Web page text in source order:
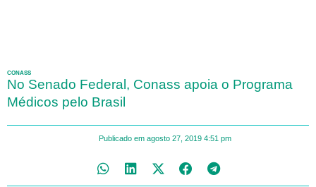
CONASS
No Senado Federal, Conass apoia o Programa
Médicos pelo Brasil
Publicado em agosto 27, 2019 4:51 pm